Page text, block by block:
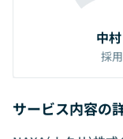
中
採
サービス内容の